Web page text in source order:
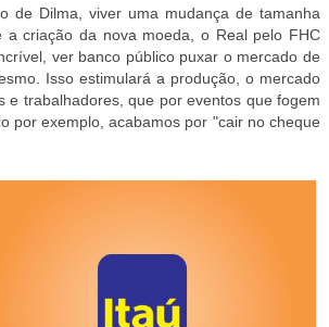
Dilma, viver uma mudança de tamanha
criação da nova moeda, o Real pelo FHC
ver banco público puxar o mercado de
Isso estimulará a produção, o mercado
e trabalhadores, que por eventos que fogem
por exemplo, acabamos por "cair no cheque